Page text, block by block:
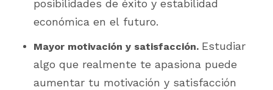
posibilidades de éxito y estabilidad
económica en el futuro.
Mayor motivación y satisfacción. Estudiar
algo que realmente te apasiona puede
aumentar tu motivación y satisfacción